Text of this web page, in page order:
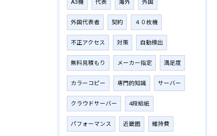
A3機 代表 海外 外国
外国代表者 契約 ４０枚機
不正アクセス 対策 自動検出
無料見積もり メーカー指定 満足度
カラーコピー 専門的知識 サーバー
クラウドサーバー 4段給紙
パフォーマンス 近畿圏 維持費